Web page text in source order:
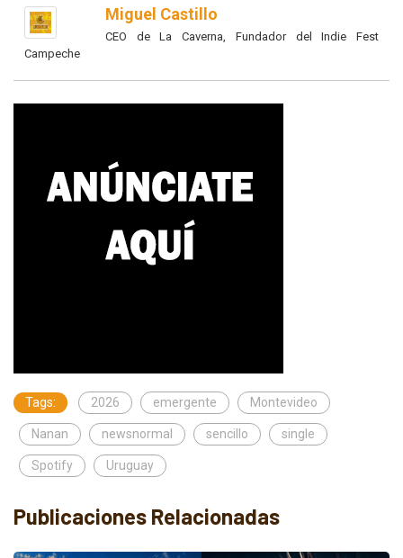
Miguel Castillo
CEO de La Caverna, Fundador del Indie Fest
Campeche
Tags: 2026 emergente Montevideo
Nanan newsnormal sencillo single
Spotify Uruguay
Publicaciones Relacionadas